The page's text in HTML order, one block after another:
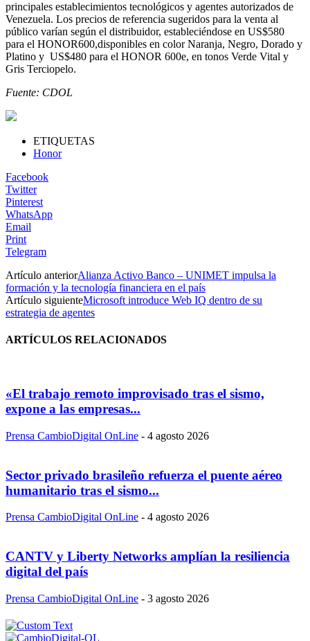
principales establecimientos tecnológicos y agentes autorizados de
Venezuela. Los precios de referencia sugeridos para la venta al
público varían según el distribuidor, estableciéndose en US$580
para el HONOR600,disponibles en color Naranja, Negro, Dorado y
Platino y US$480 para el HONOR 600e, en tonos Verde Vital y
Gris Terciopelo.
Fuente: CDOL
ETIQUETAS
Honor
Facebook
Twitter
Pinterest
WhatsApp
Email
Print
Telegram
Artículo anteriorAlianza Activo Banco – UNIMET impulsa la
formación y la tecnología financiera en el país
Artículo siguienteMicrosoft introduce Web IQ dentro de su
estrategia de agentes
ARTÍCULOS RELACIONADOS
«El trabajo remoto improvisado tras el sismo,
expone a las empresas...
Prensa CambioDigital OnLine - 4 agosto 2026
Sector privado brasileño refuerza el puente aéreo
humanitario tras el sismo...
Prensa CambioDigital OnLine - 4 agosto 2026
CANTV y Liberty Networks amplían la resiliencia
digital del país
Prensa CambioDigital OnLine - 3 agosto 2026